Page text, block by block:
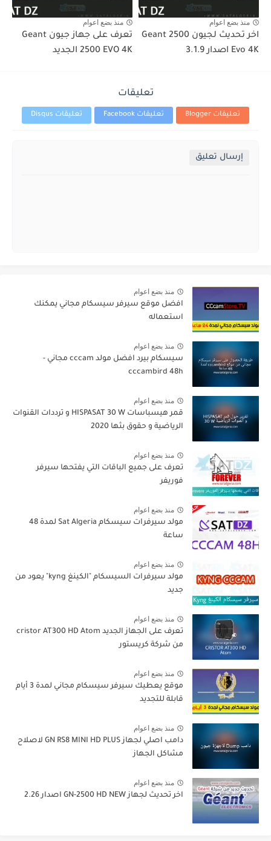
منذ بضع اعوام
اخر تحديث لجيون Geant 2500
Evo 4K اصدار 3.1.9
منذ بضع اعوام
تعرف على جهاز جيون Geant
2500 EVO 4K الجديد
تعليقات
تعليقات Blogger تعليقات Facebook تعليقات Disqus
إرسال تعليق
منذ بضع اعوام
افضل موقع سيرفر سيسكام مجاني يمكنك
استعماله
منذ بضع اعوام
سيسكام بيرد افضل مولد cccam مجاني -
cccambird 48h
منذ بضع اعوام
قمر هيسباسات HISPASAT 30 W و ترددات القنوات
الرياضية و حقوق بثها 2020
منذ بضع اعوام
تعرف على جميع الباقات التي يفتحها سيرفر
فوريفر
منذ بضع اعوام
مولد سيرفرات سيسكام Sat Algeria لمدة 48
ساعة
منذ بضع اعوام
مولد سيرفرات السيسكام "الكينغ kyng" يعود من
جديد
منذ بضع اعوام
تعرف على الجهاز الجديد cristor AT300 HD Atom
من شركة كريستور
منذ بضع اعوام
موقع يعطيك سيرفر سيسكام مجاني لمدة 3 أيام
قابلة للتجديد
منذ بضع اعوام
دامب اصلي لجهاز GN RS8 MINI HD PLUS لاصلاح
مشاكل الجهاز
منذ بضع اعوام
اخر تحديث لجهاز GN-2500 HD NEW اصدار 2.26